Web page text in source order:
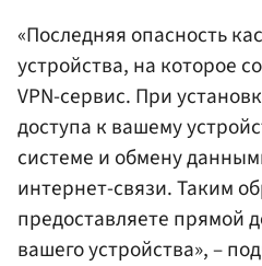
«Последняя опасность
устройства, на которое
VPN-сервис. При
доступа к вашему
системе и обмену
интернет-связи. Таким
предоставляете прямой
вашего устройства», –